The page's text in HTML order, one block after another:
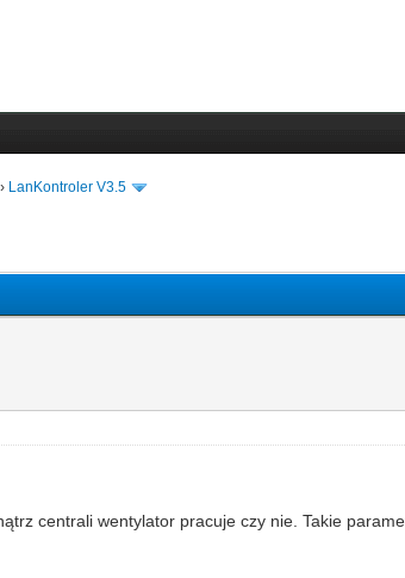
› LanKontroler V3.5
centrali wentylator pracuje czy nie. Takie